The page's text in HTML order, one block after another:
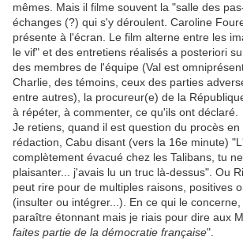
mêmes. Mais il filme souvent la "salle des
échanges (?) qui s'y déroulent. Caroline
présente à l'écran. Le film alterne entre les
le vif" et des entretiens réalisés a posteriori
des membres de l'équipe (Val est
Charlie, des témoins, ceux des parties
entre autres), la procureur(e) de la
à répéter, à commenter, ce qu'ils ont déclaré.
Je retiens, quand il est question du procès
rédaction, Cabu disant (vers la 16e minute)
complètement évacué chez les Talibans, tu
plaisanter... j'avais lu un truc là-dessus". Ou
peut rire pour de multiples raisons, positives
(insulter ou intégrer...). En ce qui le
paraître étonnant mais je riais pour dire aux
faites partie de la démocratie française".